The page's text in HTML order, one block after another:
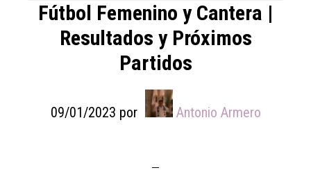
Fútbol Femenino y Cantera |
Resultados y Próximos
Partidos
09/01/2023 por Antonio Armero